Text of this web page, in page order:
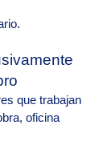
que trabajan
oficina